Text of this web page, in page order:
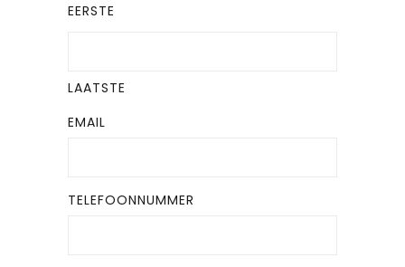
EERSTE
LAATSTE
EMAIL
TELEFOONNUMMER